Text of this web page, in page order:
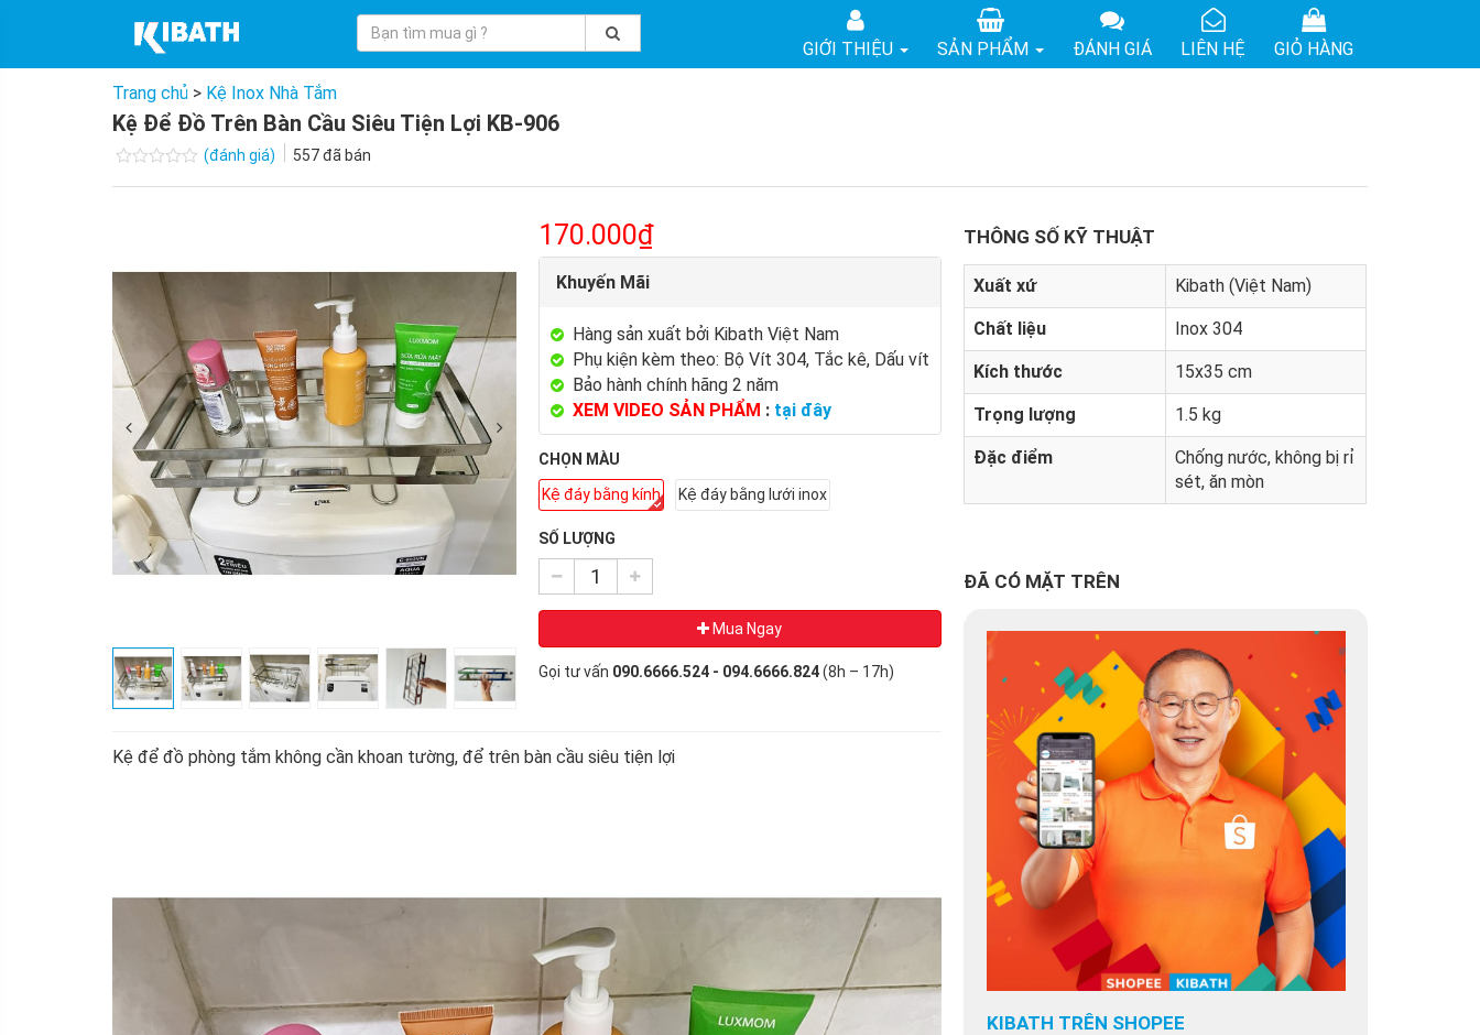
GIỚI THIỆU SẢN PHẨM ĐÁNH GIÁ LIÊN HỆ GIỎ HÀNG
Trang chủ > Kệ Inox Nhà Tắm
Kệ Để Đồ Trên Bàn Cầu Siêu Tiện Lợi KB-906
(đánh giá) 557đã bán
170.000₫
Khuyến Mãi
Hàng sản xuất bởi Kibath Việt Nam
Phụ kiện kèm theo: Bộ Vít 304, Tắc kê, Dấu vít
Bảo hành chính hãng 2 năm
XEM VIDEO SẢN PHẨM : tại đây
CHỌN MÀU
Kệ đáy bằng kính
Kệ đáy bằng lưới inox
SỐ LƯỢNG
Mua Ngay
Gọi tư vấn 090.6666.524 - 094.6666.824(8h – 17h)
Kệ để đồ phòng tắm không cần khoan tường, để trên bàn cầu siêu tiện lợi
THÔNG SỐ KỸ THUẬT
Xuất xứ Kibath (Việt Nam)
Chất liệu Inox 304
Kích thước 15x35 cm
Trọng lượng 1.5 kg
Đặc điểm
Chống nước, không bị rỉ
sét, ăn mòn
ĐÃ CÓ MẶT TRÊN
KIBATH TRÊN TIKI KIBATH TRÊN SHOPEE KIBATH TRÊN LAZADA